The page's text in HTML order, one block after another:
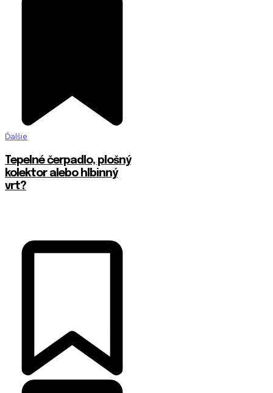
Ďalšie
Tepelné čerpadlo, plošný
kolektor alebo hlbinný
vrt?